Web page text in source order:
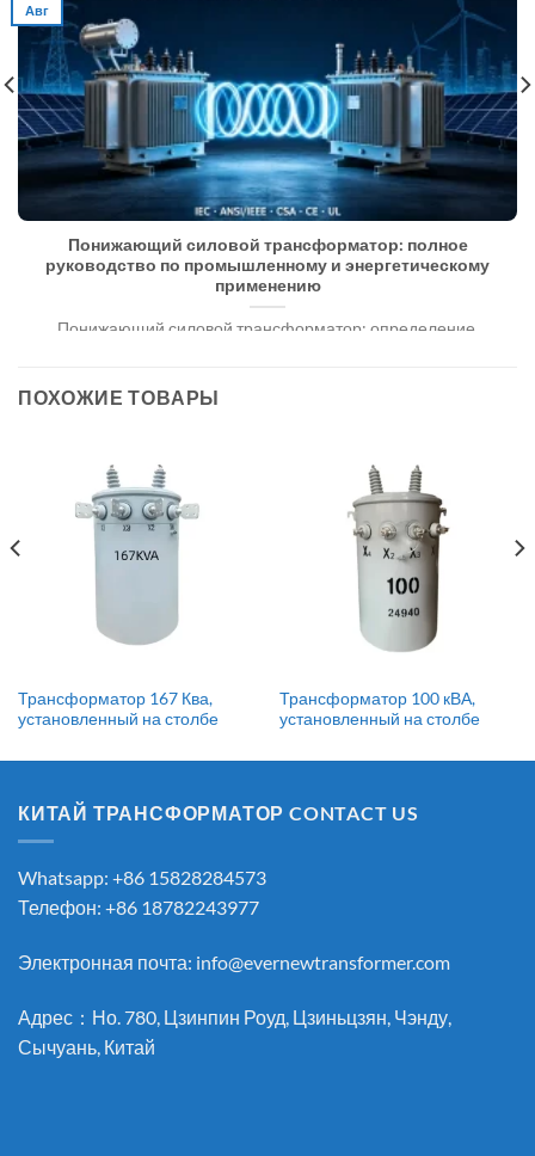
Понижающий силовой трансформатор: полное
руководство по промышленному и энергетическому
применению
Понижающий силовой трансформатор: определение,
Авг
ПОХОЖИЕ ТОВАРЫ
Трансформатор 167 Ква,
установленный на столбе
Трансформатор 100 кВА,
установленный на столбе
КИТАЙ ТРАНСФОРМАТОР CONTACT US
Whatsapp: +86 15828284573
Телефон: +86 18782243977
Электронная почта: info@evernewtransformer.com
Адрес：Но. 780, Цзинпин Роуд, Цзиньцзян, Чэнду,
Сычуань, Китай